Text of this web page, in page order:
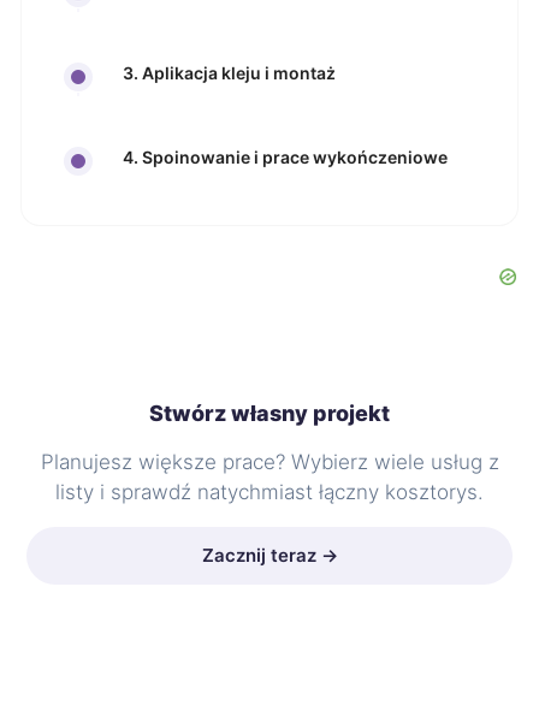
3. Aplikacja kleju i montaż
4. Spoinowanie i prace wykończeniowe
Stwórz własny projekt
Planujesz większe prace? Wybierz wiele usług z
listy i sprawdź natychmiast łączny kosztorys.
Zacznij teraz →